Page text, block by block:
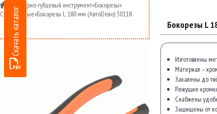
Скачать каталог
Шарнирно-губцевый инструмент»Бокорезы»
Стандартные»Бокорезы L 180 мм (АвтоDело) 30118
Бокорезы L
Изготовлены
Материал –
Закалены до
Режущие
Снабжены
Защищены от